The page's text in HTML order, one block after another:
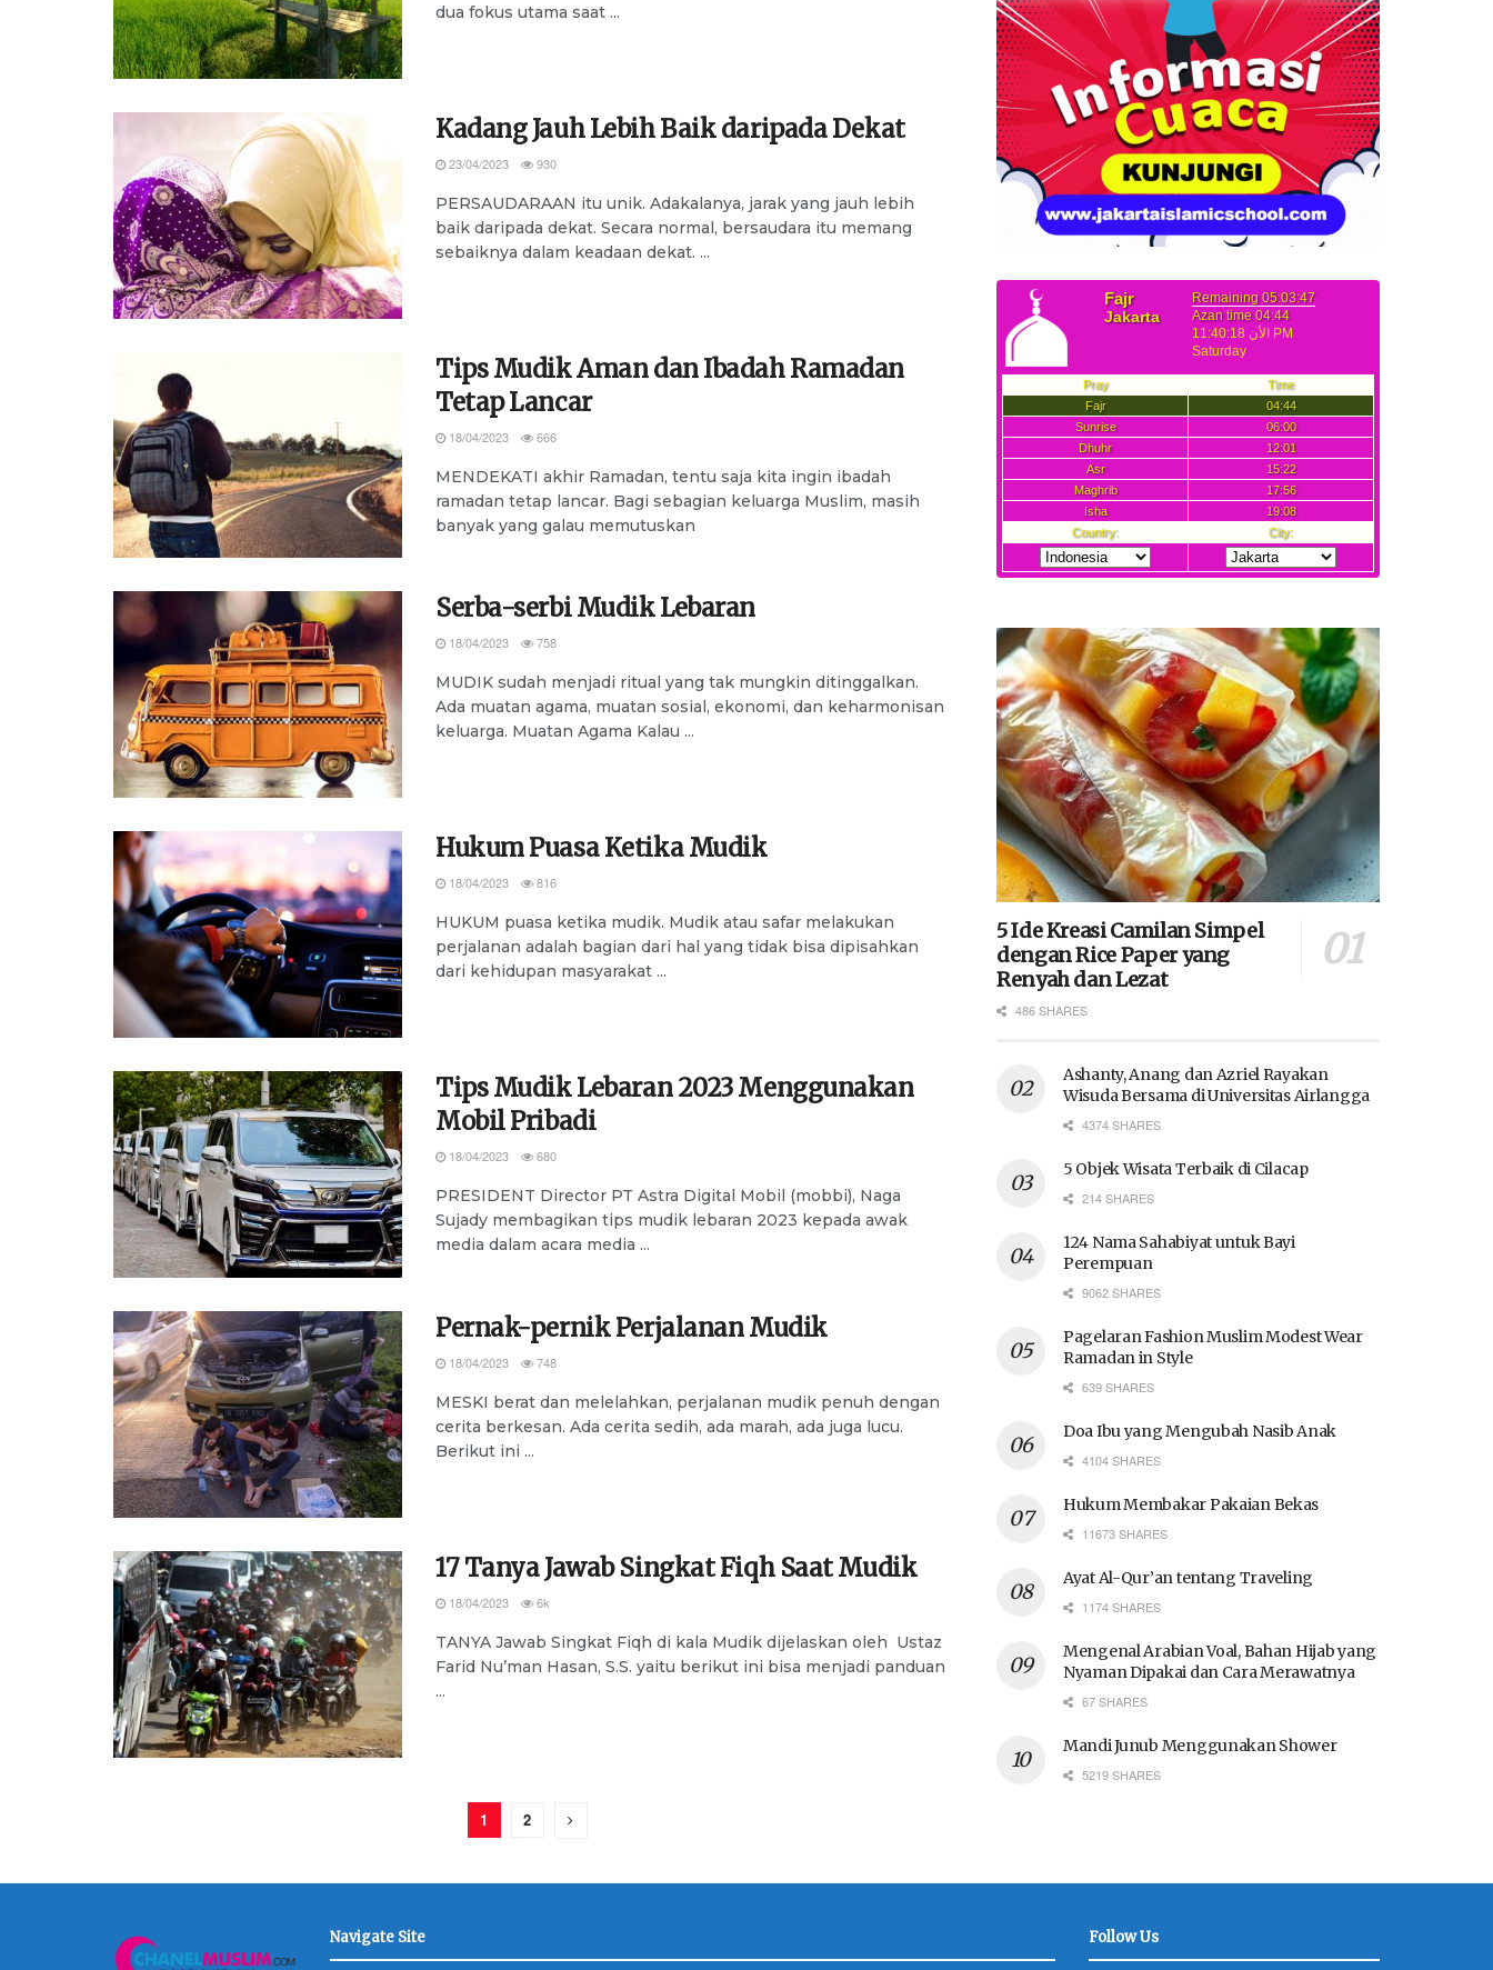
dua fokus utama saat ...
Kadang Jauh Lebih Baik daripada Dekat
23/04/2023 930
PERSAUDARAAN itu unik. Adakalanya, jarak yang jauh lebih
baik daripada dekat. Secara normal, bersaudara itu memang
sebaiknya dalam keadaan dekat. ...
Tips Mudik Aman dan Ibadah Ramadan
Tetap Lancar
18/04/2023 666
MENDEKATI akhir Ramadan, tentu saja kita ingin ibadah
ramadan tetap lancar. Bagi sebagian keluarga Muslim, masih
banyak yang galau memutuskan
Serba-serbi Mudik Lebaran
18/04/2023 758
MUDIK sudah menjadi ritual yang tak mungkin ditinggalkan.
Ada muatan agama, muatan sosial, ekonomi, dan keharmonisan
keluarga. Muatan Agama Kalau ...
Hukum Puasa Ketika Mudik
18/04/2023 816
HUKUM puasa ketika mudik. Mudik atau safar melakukan
perjalanan adalah bagian dari hal yang tidak bisa dipisahkan
dari kehidupan masyarakat ...
Tips Mudik Lebaran 2023 Menggunakan
Mobil Pribadi
18/04/2023 680
PRESIDENT Director PT Astra Digital Mobil (mobbi), Naga
Sujady membagikan tips mudik lebaran 2023 kepada awak
media dalam acara media ...
Pernak-pernik Perjalanan Mudik
18/04/2023 748
MESKI berat dan melelahkan, perjalanan mudik penuh dengan
cerita berkesan. Ada cerita sedih, ada marah, ada juga lucu.
Berikut ini ...
17 Tanya Jawab Singkat Fiqh Saat Mudik
18/04/2023 6k
TANYA Jawab Singkat Fiqh di kala Mudik dijelaskan oleh Ustaz
Farid Nu’man Hasan, S.S. yaitu berikut ini bisa menjadi panduan
...
1 2
5 Ide Kreasi Camilan Simpel
dengan Rice Paper yang
Renyah dan Lezat
486 SHARES
Ashanty, Anang dan Azriel Rayakan
Wisuda Bersama di Universitas Airlangga
4374 SHARES
5 Objek Wisata Terbaik di Cilacap
214 SHARES
124 Nama Sahabiyat untuk Bayi
Perempuan
9062 SHARES
Pagelaran Fashion Muslim Modest Wear
Ramadan in Style
639 SHARES
Doa Ibu yang Mengubah Nasib Anak
4104 SHARES
Hukum Membakar Pakaian Bekas
11673 SHARES
Ayat Al-Qur’an tentang Traveling
1174 SHARES
Mengenal Arabian Voal, Bahan Hijab yang
Nyaman Dipakai dan Cara Merawatnya
67 SHARES
Mandi Junub Menggunakan Shower
5219 SHARES
Navigate Site Follow Us